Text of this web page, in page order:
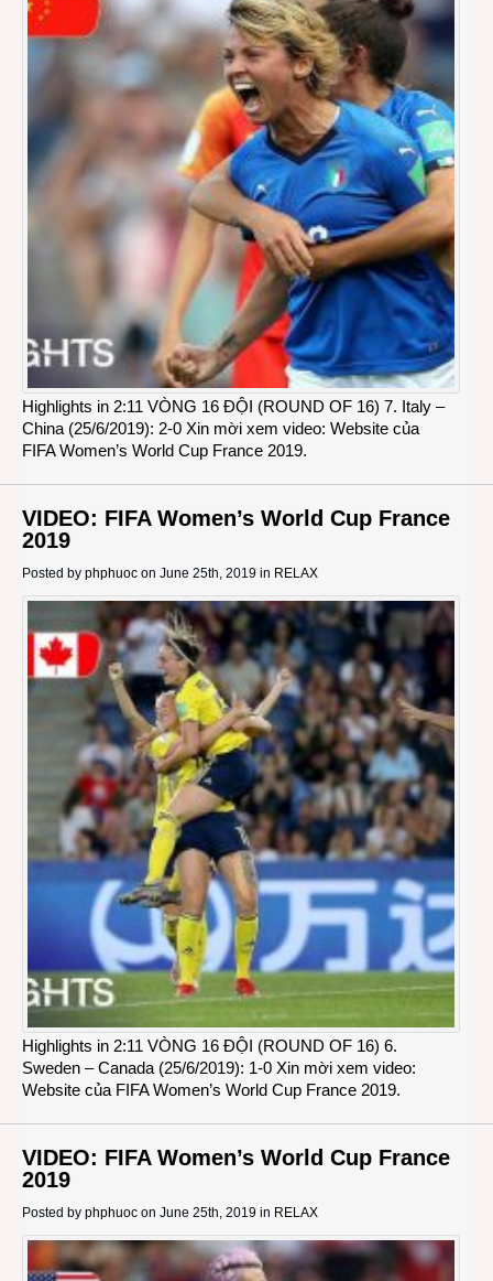
Highlights in 2:11 VÒNG 16 ĐỘI (ROUND OF 16) 7. Italy –
China (25/6/2019): 2-0 Xin mời xem video: Website của
FIFA Women’s World Cup France 2019.
VIDEO: FIFA Women’s World Cup France
2019
Posted by phphuoc on June 25th, 2019 in RELAX
Highlights in 2:11 VÒNG 16 ĐỘI (ROUND OF 16) 6.
Sweden – Canada (25/6/2019): 1-0 Xin mời xem video:
Website của FIFA Women’s World Cup France 2019.
VIDEO: FIFA Women’s World Cup France
2019
Posted by phphuoc on June 25th, 2019 in RELAX